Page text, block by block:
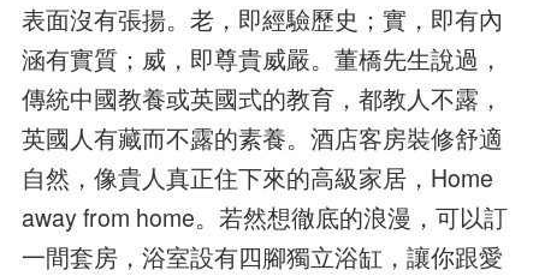
表面沒有張揚。老，即經驗歷史；實，即有內
涵有實質；威，即尊貴威嚴。董橋先生說過，
傳統中國教養或英國式的教育，都教人不露，
英國人有藏而不露的素養。酒店客房裝修舒適
自然，像貴人真正住下來的高級家居，Home
away from home。若然想徹底的浪漫，可以訂
一間套房，浴室設有四腳獨立浴缸，讓你跟愛